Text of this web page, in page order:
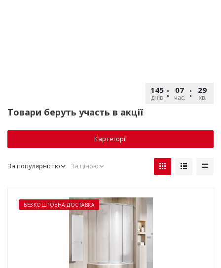
145
днів
07
час.
29
хв.
Товари беруть участь в акції
Картегорії
За популярністю За ціною
БЕЗКОШТОВНА ДОСТАВКА